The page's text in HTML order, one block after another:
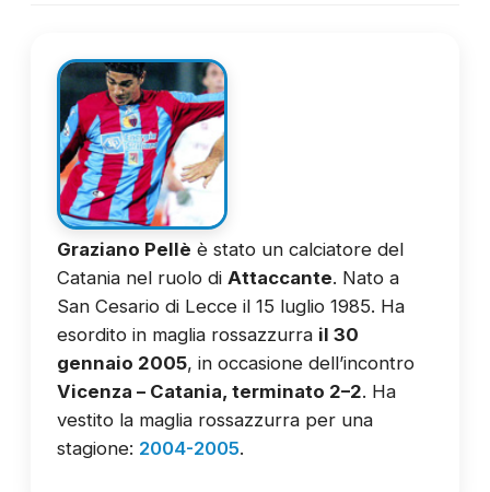
Graziano Pellè è stato un calciatore del
Catania nel ruolo di Attaccante. Nato a
San Cesario di Lecce il 15 luglio 1985. Ha
esordito in maglia rossazzurra il 30
gennaio 2005, in occasione dell’incontro
Vicenza – Catania, terminato 2–2. Ha
vestito la maglia rossazzurra per una
stagione: 2004-2005.